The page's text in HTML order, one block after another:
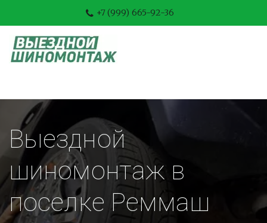
+7 (999) 665-92-36
Выездной
шиномонтаж в
поселке Реммаш